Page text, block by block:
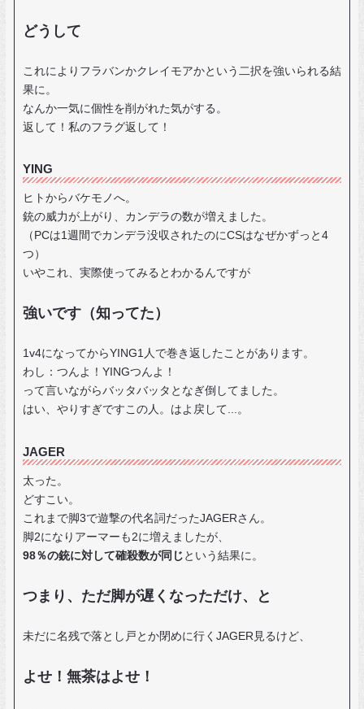
どうして
これによりフラバンかクレイモアかという二択を強いられる結
果に。
なんか一気に個性を削がれた気がする。
返して！私のフラグ返して！
YING
ヒトからバケモノへ。
銃の威力が上がり、カンデラの数が増えました。
（PCは1週間でカンデラ没収されたのにCSはなぜかずっと4
つ）
いやこれ、実際使ってみるとわかるんですが
強いです（知ってた）
1v4になってからYING1人で巻き返したことがあります。
わし：つんよ！YINGつんよ！
って言いながらバッタバッタとなぎ倒してました。
はい、やりすぎですこの人。はよ戻して...。
JAGER
太った。
どすこい。
これまで脚3で遊撃の代名詞だったJAGERさん。
脚2になりアーマーも2に増えましたが、
98％の銃に対して確殺数が同じ という結果に。
つまり、ただ脚が遅くなっただけ、と
未だに名残で落とし戸とか閉めに行くJAGER見るけど、
よせ！無茶はよせ！